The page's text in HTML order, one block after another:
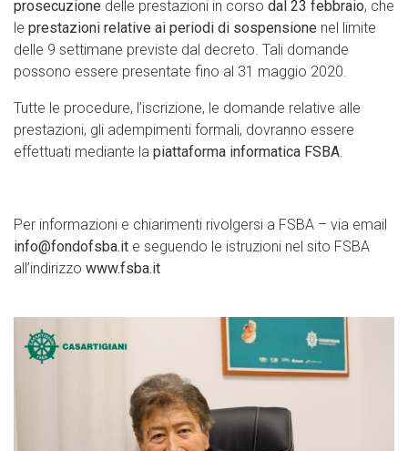
prosecuzione delle prestazioni in corso dal 23 febbraio, che
le prestazioni relative ai periodi di sospensione nel limite
delle 9 settimane previste dal decreto. Tali domande
possono essere presentate fino al 31 maggio 2020.
Tutte le procedure, l’iscrizione, le domande relative alle
prestazioni, gli adempimenti formali, dovranno essere
effettuati mediante la piattaforma informatica FSBA.
Per informazioni e chiarimenti rivolgersi a FSBA – via email
info@fondofsba.it e seguendo le istruzioni nel sito FSBA
all’indirizzo www.fsba.it